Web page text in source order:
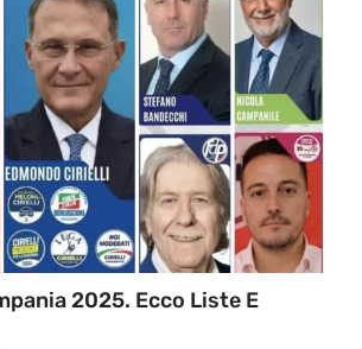
2025. Ecco Liste E